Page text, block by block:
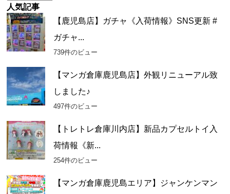
ー
カ
イ
ブ
人気記事
【鹿児島店】ガチャ《入荷情報》SNS更新 #
ガチャ...
739件のビュー
【マンガ倉庫鹿児島店】外観リニューアル致
しました♪
497件のビュー
【トレトレ倉庫川内店】新品カプセルトイ入
荷情報《新...
254件のビュー
【マンガ倉庫鹿児島エリア】ジャンケンマン